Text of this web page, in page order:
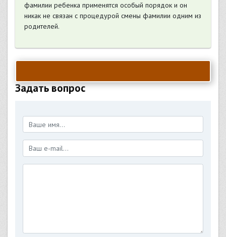
фамилии ребенка применятся особый порядок и он
никак не связан с процедурой смены фамилии одним из
родителей.
Задать вопрос